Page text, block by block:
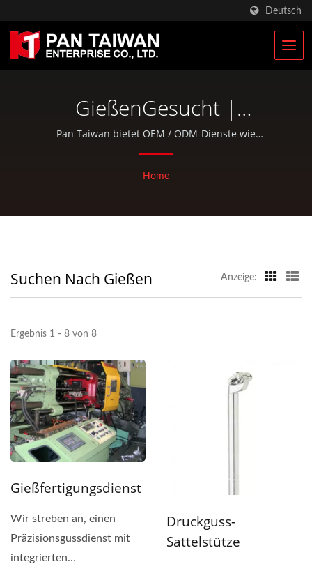
Deutsch
GießenGesucht |
Hersteller Von
Militärischen Taktischen
Rucksäcken | Pan Taiwan
Pan Taiwan bietet OEM / ODM-Dienste wie
Kunststoffspritzguss, Druckguss, Schmieden, CNC-
Fahrräder und Outdoor-Aktivitäten an.
Home
Suchen Nach Gießen Anzeige:
Ergebnis 1 - 8 von 8
Gießfertigungsdienst
Wir streben an, einen
Präzisionsgussdienst mit
integrierten
Druckguss-
Sattelstütze